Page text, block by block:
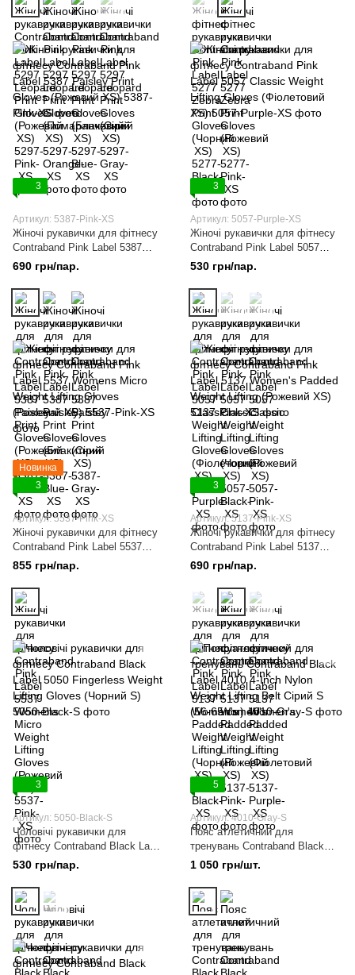
3
Артикул: 5387-Pink-XS
Жіночі рукавички для фітнесу
Contraband Pink Label 5387
Paisley Print Gloves (Рожевий
690 грн/пар.
3
Артикул: 5057-Purple-XS
Жіночі рукавички для фітнесу
Contraband Pink Label 5057
Classic Weight Lifting Gloves
(Фіолетовий XS)
530 грн/пар.
Новинка
3
Артикул: 5537-Pink-XS
Жіночі рукавички для фітнесу
Contraband Pink Label 5537
Womens Micro Weight Lifting
Gloves (Рожевий XS)
855 грн/пар.
3
Артикул: 5137-Pink-XS
Жіночі рукавички для фітнесу
Contraband Pink Label 5137
Women's Padded Weight Lifting
(Рожевий XS)
690 грн/пар.
3
Артикул: 5050-Black-S
Чоловічі рукавички для
фітнесу Сontraband Black Label
5050 Fingerless Weight Lifting
Gloves (Чорний S)
530 грн/пар.
5
Артикул: 4010-Gray-S
Пояс атлетичний для
тренувань Contraband Black
Label 4010 4-Inch Nylon Weight
Lifting Belt Сірий S (56-65 см)
1 050 грн/шт.